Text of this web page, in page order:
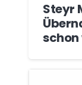
Steyr
schon